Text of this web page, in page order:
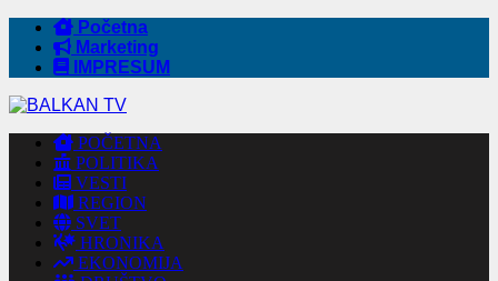
Početna
Marketing
IMPRESUM
POČETNA
POLITIKA
VESTI
REGION
SVET
HRONIKA
EKONOMIJA